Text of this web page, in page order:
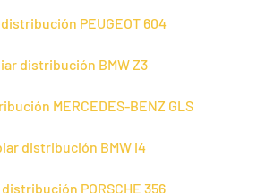
PEUGEOT 604
distribución BMW Z3
MERCEDES-BENZ GLS
distribución BMW i4
PORSCHE 356